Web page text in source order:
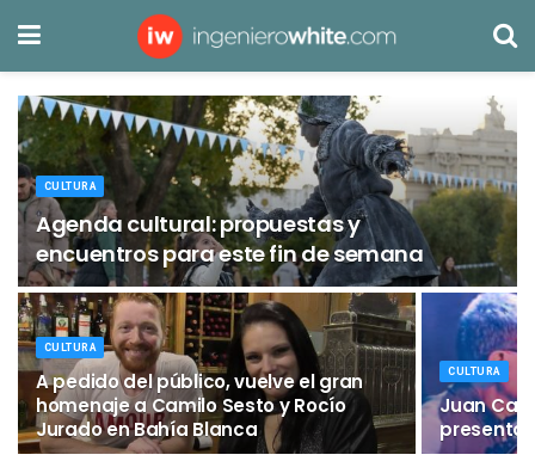
CULTURA
Agenda cultural: propuestas y
encuentros para este fin de semana
CULTURA
A pedido del público, vuelve el gran
homenaje a Camilo Sesto y Rocío
Jurado en Bahía Blanca
CULTURA
Juan